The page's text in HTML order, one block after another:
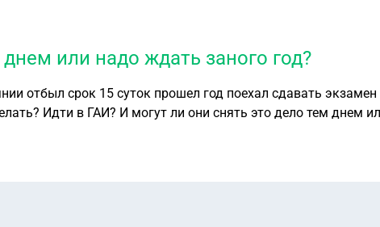
или надо ждать заного год?
отбыл срок 15 суток прошел год поехал сдавать
Идти в ГАИ? И могут ли они снять это дело тем днем